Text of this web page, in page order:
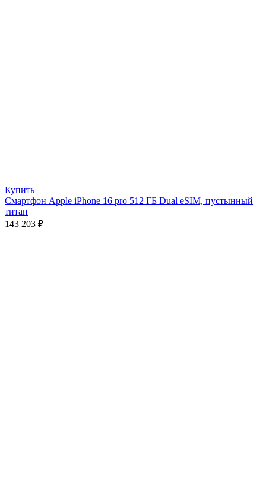
Купить
Смартфон Apple iPhone 16 pro 512 ГБ Dual eSIM, пустынный
титан
143 203 ₽